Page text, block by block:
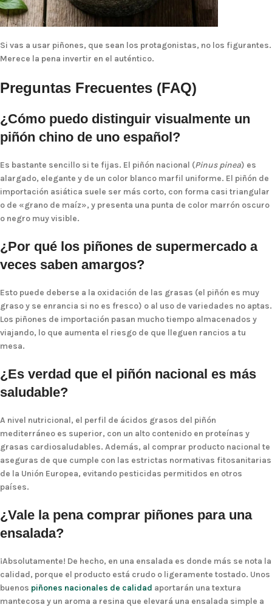
Si vas a usar piñones, que sean los protagonistas, no los figurantes.
Merece la pena invertir en el auténtico.
Preguntas Frecuentes (FAQ)
¿Cómo puedo distinguir visualmente un
piñón chino de uno español?
Es bastante sencillo si te fijas. El piñón nacional (Pinus pinea) es
alargado, elegante y de un color blanco marfil uniforme. El piñón de
importación asiática suele ser más corto, con forma casi triangular
o de «grano de maíz», y presenta una punta de color marrón oscuro
o negro muy visible.
¿Por qué los piñones de supermercado a
veces saben amargos?
Esto puede deberse a la oxidación de las grasas (el piñón es muy
graso y se enrancia si no es fresco) o al uso de variedades no aptas.
Los piñones de importación pasan mucho tiempo almacenados y
viajando, lo que aumenta el riesgo de que lleguen rancios a tu
mesa.
¿Es verdad que el piñón nacional es más
saludable?
A nivel nutricional, el perfil de ácidos grasos del piñón
mediterráneo es superior, con un alto contenido en proteínas y
grasas cardiosaludables. Además, al comprar producto nacional te
aseguras de que cumple con las estrictas normativas fitosanitarias
de la Unión Europea, evitando pesticidas permitidos en otros
países.
¿Vale la pena comprar piñones para una
ensalada?
¡Absolutamente! De hecho, en una ensalada es donde más se nota la
calidad, porque el producto está crudo o ligeramente tostado. Unos
buenos piñones nacionales de calidad aportarán una textura
mantecosa y un aroma a resina que elevará una ensalada simple a